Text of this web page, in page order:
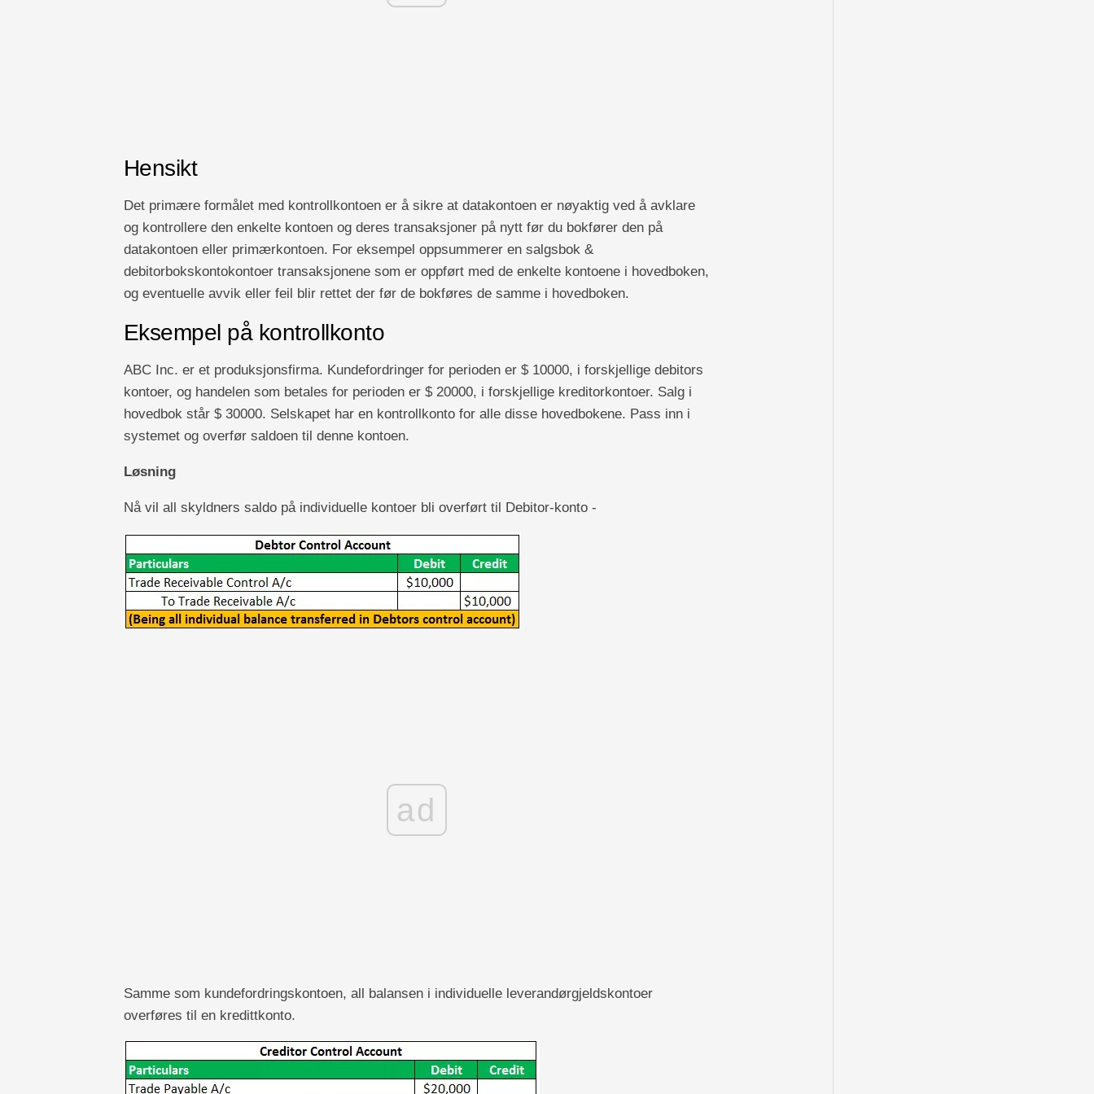
Hensikt
Det primære formålet med kontrollkontoen er å sikre at datakontoen er nøyaktig ved å avklare
og kontrollere den enkelte kontoen og deres transaksjoner på nytt før du bokfører den på
datakontoen eller primærkontoen. For eksempel oppsummerer en salgsbok &
debitorbokskontokontoer transaksjonene som er oppført med de enkelte kontoene i hovedboken,
og eventuelle avvik eller feil blir rettet der før de bokføres de samme i hovedboken.
Eksempel på kontrollkonto
ABC Inc. er et produksjonsfirma. Kundefordringer for perioden er $ 10000, i forskjellige debitors
kontoer, og handelen som betales for perioden er $ 20000, i forskjellige kreditorkontoer. Salg i
hovedbok står $ 30000. Selskapet har en kontrollkonto for alle disse hovedbokene. Pass inn i
systemet og overfør saldoen til denne kontoen.
Løsning
Nå vil all skyldners saldo på individuelle kontoer bli overført til Debitor-konto -
ad
Samme som kundefordringskontoen, all balansen i individuelle leverandørgjeldskontoer
overføres til en kredittkonto.